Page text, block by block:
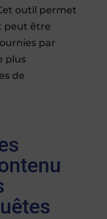
outil permet
peut être
par
plus
de